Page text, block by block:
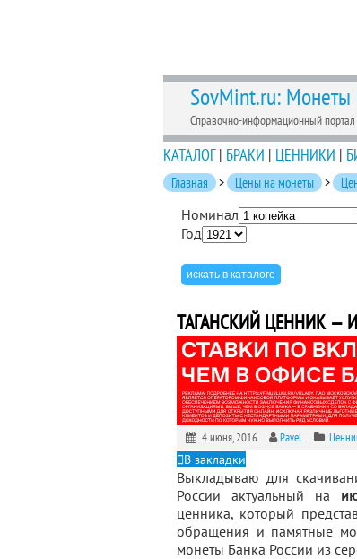
SovMint.ru: Монеты
Справочно-информационный портал
КАТАЛОГ| БРАКИ | ЦЕННИКИ |
Главная > Цены на монеты >
Номинал
Год
ТАГАНСКИЙ ЦЕННИК —
4 июня, 2016 PaveL
В закладки
Выкладываю для
России актуальный на
ценника, который
обращения и памятные
монеты Банка России из